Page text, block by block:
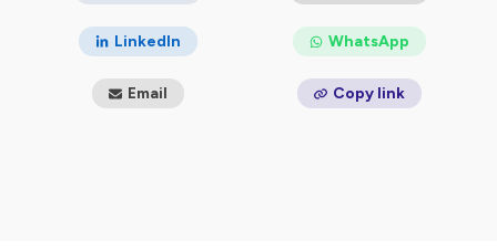
LinkedIn WhatsApp
Email Copy link